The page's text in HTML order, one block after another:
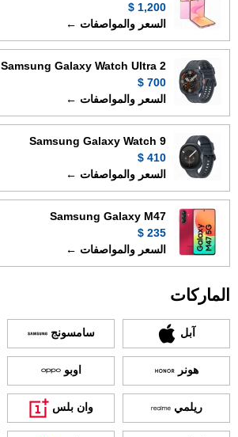
1,200 $
السعر والمواصفات ←
Samsung Galaxy Watch Ultra 2
700 $
السعر والمواصفات ←
Samsung Galaxy Watch 9
410 $
السعر والمواصفات ←
Samsung Galaxy M47
235 $
السعر والمواصفات ←
الماركات
آبل سامسونج
هونر اوبو
ريلمي وان بلس